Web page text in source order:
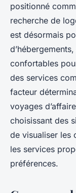
positionné
recherche de
est désormais
confortables
des services
facteur
voyages
choisissant des
de visualiser les
les services
préférences.